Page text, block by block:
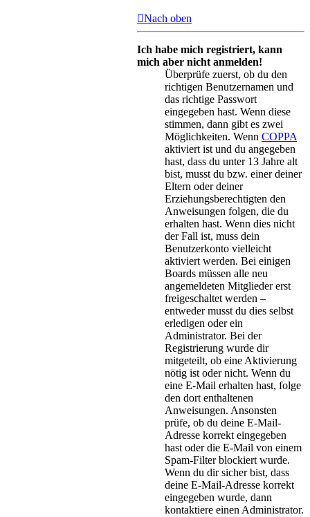
Nach oben
Ich habe mich registriert, kann
mich aber nicht anmelden!
Überprüfe zuerst, ob du den
richtigen Benutzernamen und
das richtige Passwort
eingegeben hast. Wenn diese
stimmen, dann gibt es zwei
Möglichkeiten. Wenn COPPA
aktiviert ist und du angegeben
hast, dass du unter 13 Jahre alt
bist, musst du bzw. einer deiner
Eltern oder deiner
Erziehungsberechtigten den
Anweisungen folgen, die du
erhalten hast. Wenn dies nicht
der Fall ist, muss dein
Benutzerkonto vielleicht
aktiviert werden. Bei einigen
Boards müssen alle neu
angemeldeten Mitglieder erst
freigeschaltet werden –
entweder musst du dies selbst
erledigen oder ein
Administrator. Bei der
Registrierung wurde dir
mitgeteilt, ob eine Aktivierung
nötig ist oder nicht. Wenn du
eine E-Mail erhalten hast, folge
den dort enthaltenen
Anweisungen. Ansonsten
prüfe, ob du deine E-Mail-
Adresse korrekt eingegeben
hast oder die E-Mail von einem
Spam-Filter blockiert wurde.
Wenn du dir sicher bist, dass
deine E-Mail-Adresse korrekt
eingegeben wurde, dann
kontaktiere einen Administrator.